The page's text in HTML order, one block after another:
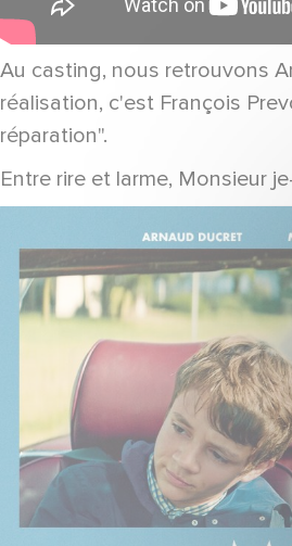
Au casting, nous retrouvons
réalisation, c'est François
réparation".
Entre rire et larme, Monsieur